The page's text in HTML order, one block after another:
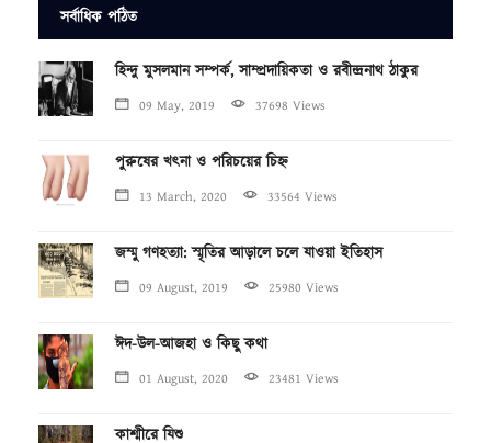
সর্বাধিক পঠিত
হিন্দু মুসলমান সম্পর্ক, সাম্প্রদায়িকতা ও রবীন্দ্রনাথ ঠাকুর
09 May, 2019 37698 Views
পুরুষের খৎনা ও পরিচয়ের চিহ্ন
13 March, 2020 33564 Views
জম্মু গণহত্যা: স্মৃতির আড়ালে চলে যাওয়া ইতিহাস
09 August, 2019 25980 Views
ঈদ-উল-আজহা ও কিছু কথা
01 August, 2020 23481 Views
কাশ্মীরে যিশু